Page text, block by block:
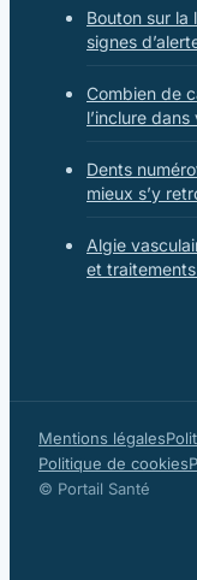
Bouton sur la
signes
Combien de
l’inclure
Dents
mieux s’y
Algie
et
Mentions légales
Politique de cookies
© Portail Santé